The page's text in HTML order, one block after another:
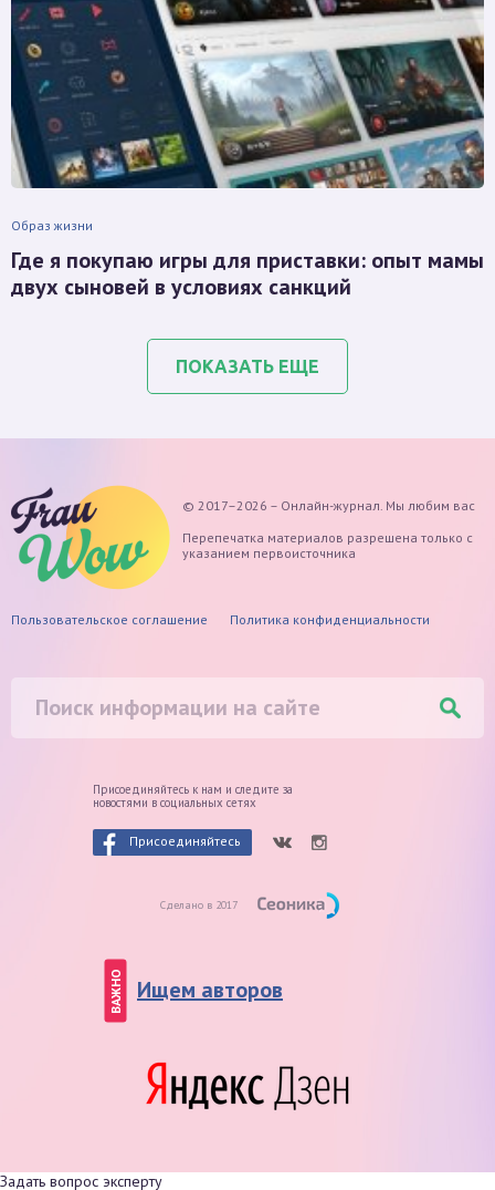
Образ жизни
Где я покупаю игры для приставки: опыт мамы
двух сыновей в условиях санкций
ПОКАЗАТЬ ЕЩЕ
© 2017–2026 – Онлайн-журнал. Мы любим вас
Перепечатка материалов разрешена только с
указанием первоисточника
Пользовательское соглашение Политика конфиденциальности
Присоединяйтесь к нам и следите за
новостями в социальных сетях
Присоединяйтесь
Сделано в 2017
ВАЖНО Ищем авторов
Задать вопрос эксперту